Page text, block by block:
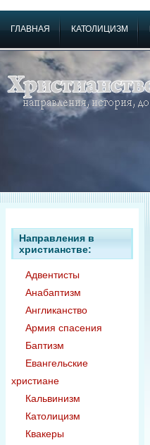
ГЛАВНАЯ КАТОЛИЦИЗМ
Направления в
христианстве:
Адвентисты
Анабаптизм
Англиканство
Армия спасения
Баптизм
Евангельские
христиане
Кальвинизм
Католицизм
Квакеры